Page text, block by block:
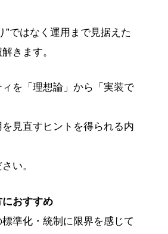
”ではなく運用まで見据えた
きます。
を「理想論」から「実装で
見直すヒントを得られる内
い。
おすすめ
標準化・統制に限界を感じて